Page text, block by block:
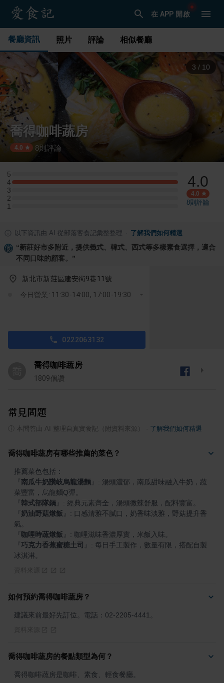
在 APP 開啟
餐廳資訊 照片 評論 相似餐廳
3 / 10
喬得咖啡蔬房
4.0 ·8則評論
5
5 星：0 則評論
4
4 星：1 則評論
3
3 星：0 則評論
2
2 星：0 則評論
1
1 星：0 則評論
4.0
4.0
8則評論
以下資訊由 AI 從部落客食記彙整整理 了解我們如何精選
“新莊好市多附近，提供義式、韓式、西式等多樣素食選擇，適合
不同口味的顧客。 ”
新北市新莊區建安街9巷11號
今日營業: 11:30-14:00, 17:00-19:30
0222063132
喬得咖啡蔬房
1809個讚
常見問題
本問答由 AI 整理自真實食記（附資料來源） 了解我們如何精選
喬得咖啡蔬房有哪些推薦的菜色？
南瓜牛奶讚岐烏龍湯麵
: 湯頭濃郁，南瓜甜味融入牛奶，蔬
韓式部隊鍋
奶油野菇燉飯
: 口感清雅不膩口，奶香味淡雅，野菇提升香
咖哩時蔬燉飯
巧克力香蕉蜜糖土司
: 每日手工製作，數量有限，搭配自製
冰淇淋。
如何預約喬得咖啡蔬房？
建議來前最好先訂位。電話：02-2205-4441。
喬得咖啡蔬房的餐點類型為何？
喬得咖啡蔬房是咖啡、素食、輕食餐廳。